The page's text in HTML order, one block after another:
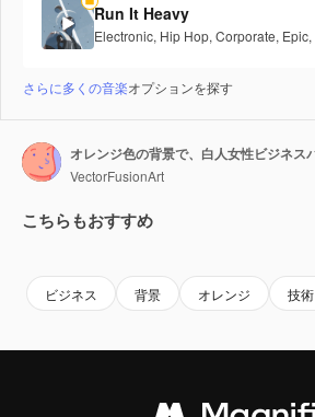
Run It Heavy
Electronic, Hip Hop, Corporate, Epic,
さらに多くの音楽オプションを探す
VectorFusionArt
こちらもおすすめ
ビジネス 背景 オレンジ 技術